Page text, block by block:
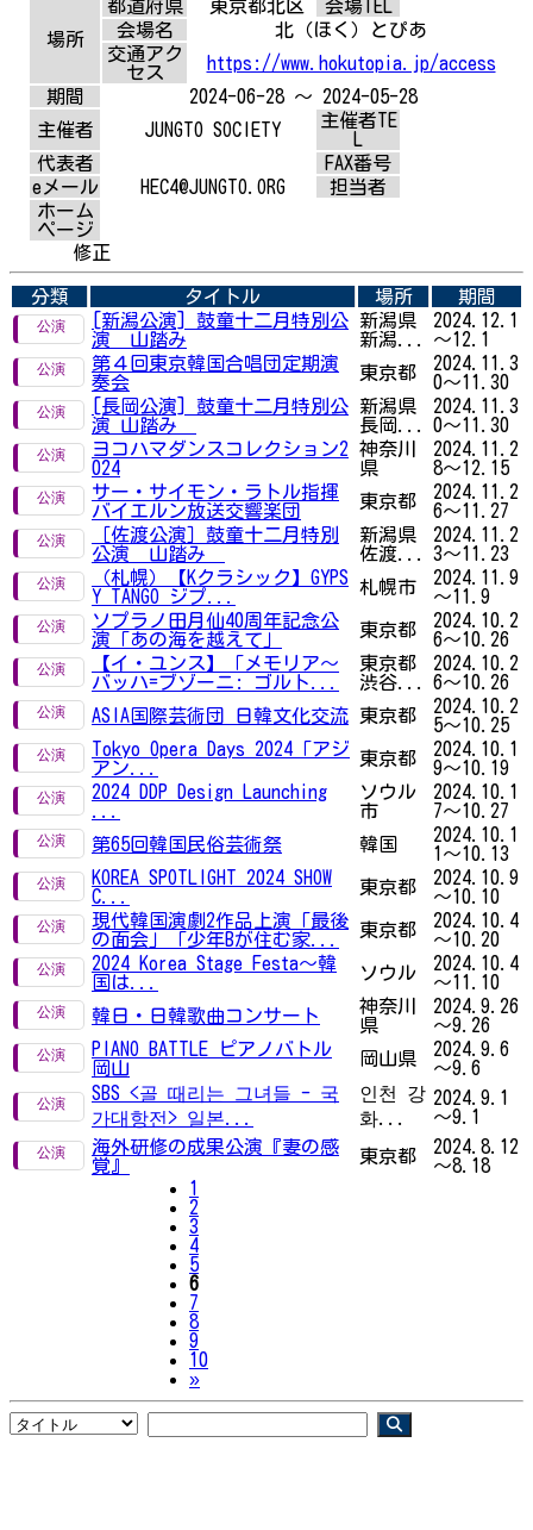
場所
都道府県 東京都北区
会場TEL
会場名
北（ほく）とぴあ
交通アク
セス
https://www.hokutopia.jp/access
期間
2024-06-28 ～ 2024-05-28
主催者
JUNGTO SOCIETY
主催者TE
代表者
FAX番号
eメール
HEC4@JUNGTO.ORG
担当者
ホーム
ページ
修正
分類 タイトル 場所
期間
[新潟公演] 鼓童十二月特別公
演 山踏み
新潟県
新潟...
2024.12.1
～12.1
第４回東京韓国合唱団定期演
奏会
東京都
2024.11.3
0～11.30
[長岡公演] 鼓童十二月特別公
演 山踏み
新潟県
長岡...
2024.11.3
0～11.30
ヨコハマダンスコレクション2
024
神奈川
県
2024.11.2
8～12.15
サー・サイモン・ラトル指揮
バイエルン放送交響楽団
東京都
2024.11.2
6～11.27
［佐渡公演］鼓童十二月特別
公演 山踏み
新潟県
佐渡...
2024.11.2
3～11.23
（札幌）【Kクラシック】GYPS
Y TANGO ジプ...
札幌市
2024.11.9
～11.9
ソプラノ田月仙40周年記念公
演「あの海を越えて」
東京都
2024.10.2
6～10.26
【イ・ユンス】「メモリア～
バッハ=ブゾーニ: ゴルト...
東京都
渋谷...
2024.10.2
6～10.26
ASIA国際芸術団 日韓文化交流
東京都
2024.10.2
5～10.25
Tokyo Opera Days 2024「アジ
アン...
東京都
2024.10.1
9～10.19
2024 DDP Design Launching
ソウル
市
2024.10.1
7～10.27
第65回韓国民俗芸術祭
韓国
2024.10.1
1～10.13
KOREA SPOTLIGHT 2024 SHOW
C...
東京都
2024.10.9
～10.10
現代韓国演劇2作品上演「最後
の面会」「少年Bが住む家...
東京都
2024.10.4
～10.20
2024 Korea Stage Festa～韓
国は...
ソウル
2024.10.4
～11.10
韓日・日韓歌曲コンサート
神奈川
県
2024.9.26
～9.26
PIANO BATTLE ピアノバトル
岡山
岡山県
2024.9.6
～9.6
SBS <골 때리는 그녀들 - 국
가대항전> 일본...
인천 강
화...
2024.9.1
～9.1
海外研修の成果公演『妻の感
覚』
東京都
2024.8.12
～8.18
1
2
3
4
5
6
7
8
9
10
»Next